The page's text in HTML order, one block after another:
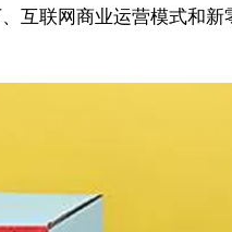
互联网商业运营模式和新